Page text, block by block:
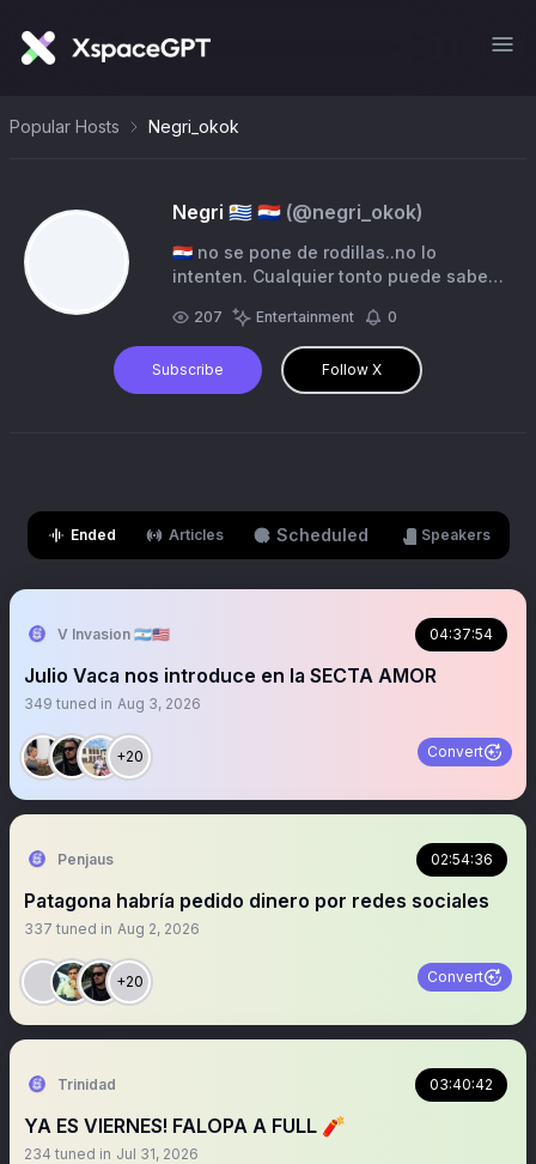
Popular Hosts Negri_okok
Negri 🇺🇾 🇵🇾 (@negri_okok)
🇵🇾 no se pone de rodillas..no lo
intenten. Cualquier tonto puede saber.
207 Entertainment 0
Subscribe Follow X
Ended Articles Scheduled Speakers
V Invasion 🇦🇷🇺🇸 04:37:54
Julio Vaca nos introduce en la SECTA AMOR
349 tuned in Aug 3, 2026
+20 Convert
Penjaus 02:54:36
Patagona habría pedido dinero por redes sociales
337 tuned in Aug 2, 2026
+20 Convert
Trinidad 03:40:42
YA ES VIERNES! FALOPA A FULL 🧨
234 tuned in Jul 31, 2026